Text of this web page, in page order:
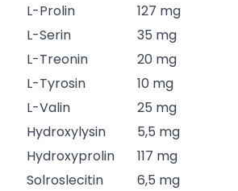
L-Prolin
127 mg
L-Serin
35 mg
L-Treonin
20 mg
L-Tyrosin
10 mg
L-Valin
25 mg
Hydroxylysin
5,5 mg
Hydroxyprolin
117 mg
Solroslecitin
6,5 mg